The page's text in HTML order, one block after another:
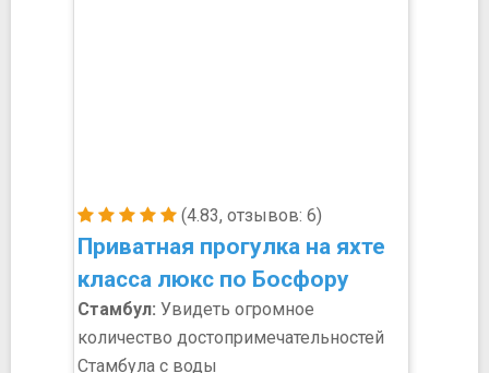
(4.83, отзывов: 6)
Приватная прогулка на яхте
класса люкс по Босфору
Стамбул: Увидеть огромное
количество достопримечательностей
Стамбула с воды